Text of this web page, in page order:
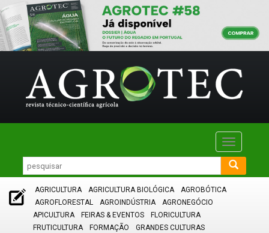
Toggle
AGRICULTURA AGRICULTURA BIOLÓGICA
AGROBÓTICA
AGROFLORESTAL
AGROINDÚSTRIA
AGRONEGÓCIO
APICULTURA
FEIRAS & EVENTOS
FLORICULTURA
FRUTICULTURA
FORMAÇÃO
GRANDES CULTURAS